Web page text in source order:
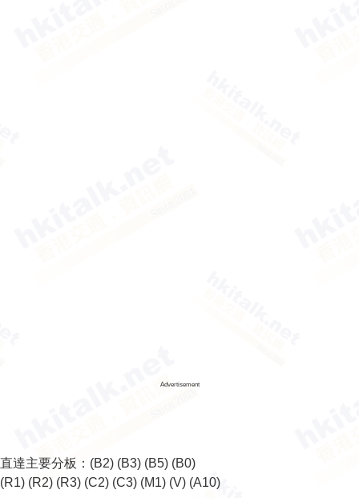
Advertisement
直達主要分板： (B2) (B3) (B5) (B0)
(R1) (R2) (R3) (C2) (C3) (M1) (V) (A10)